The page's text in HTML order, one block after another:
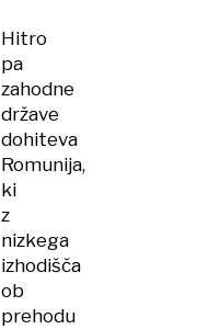
Hitro
pa
zahodne
države
dohiteva
Romunija,
ki
z
nizkega
izhodišča
ob
prehodu